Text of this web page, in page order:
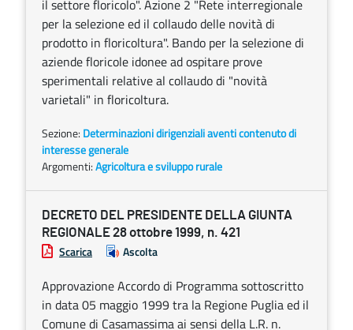
il settore floricolo". Azione 2 "Rete interregionale
per la selezione ed il collaudo delle novità di
prodotto in floricoltura". Bando per la selezione di
aziende floricole idonee ad ospitare prove
sperimentali relative al collaudo di "novità
varietali" in floricoltura.
Sezione: Determinazioni dirigenziali aventi contenuto di
interesse generale
Argomenti:Agricoltura e sviluppo rurale
DECRETO DEL PRESIDENTE DELLA GIUNTA
REGIONALE 28 ottobre 1999, n. 421
Scarica Ascolta
Approvazione Accordo di Programma sottoscritto
in data 05 maggio 1999 tra la Regione Puglia ed il
Comune di Casamassima ai sensi della L.R. n.